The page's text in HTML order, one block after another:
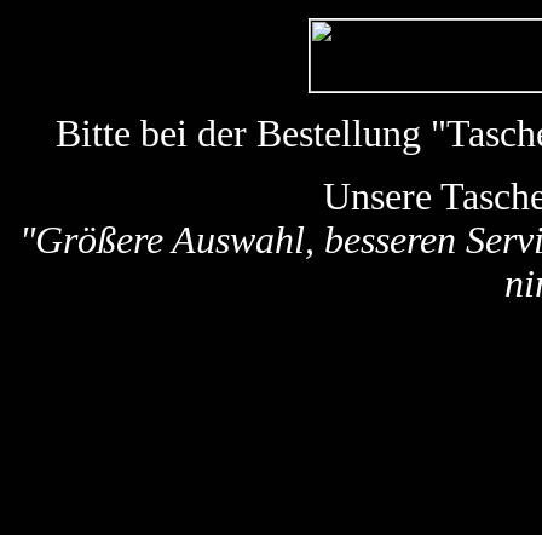
Bitte bei der Bestellung
Unsere
"Größere Auswahl, besseren